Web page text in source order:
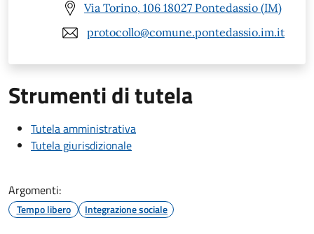
Via Torino, 106 18027 Pontedassio (IM)
protocollo@comune.pontedassio.im.it
Strumenti di tutela
Tutela amministrativa
Tutela giurisdizionale
Argomenti:
Tempo libero Integrazione sociale